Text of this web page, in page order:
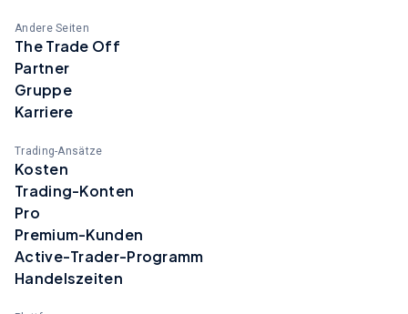
Andere Seiten
The Trade Off
Partner
Gruppe
Karriere
Trading-Ansätze
Kosten
Trading-Konten
Pro
Premium-Kunden
Active-Trader-Programm
Handelszeiten